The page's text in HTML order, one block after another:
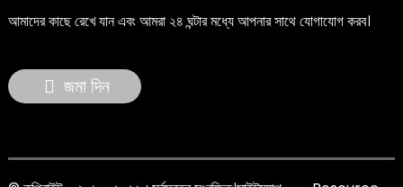
আমাদের কাছে রেখে যান এবং আমরা ২৪ ঘন্টার মধ্যে আপনার সাথে যোগাযোগ করব।
জমা দিন